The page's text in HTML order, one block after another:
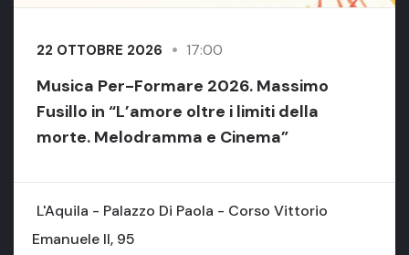
22 OTTOBRE 2026 17:00
Musica Per-Formare 2026. Massimo
Fusillo in “L’amore oltre i limiti della
morte. Melodramma e Cinema”
L'Aquila - Palazzo Di Paola - Corso Vittorio
Emanuele II, 95